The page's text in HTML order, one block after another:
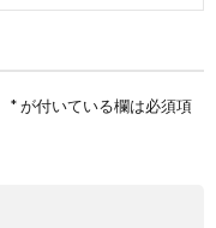
*が付いている欄は必須項